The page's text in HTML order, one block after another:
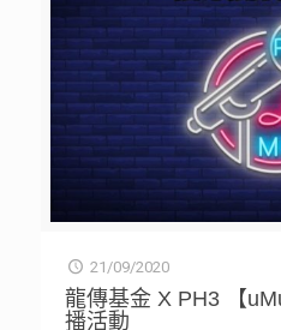
21/09/2020
龍傳基金 X PH3 【
播活動